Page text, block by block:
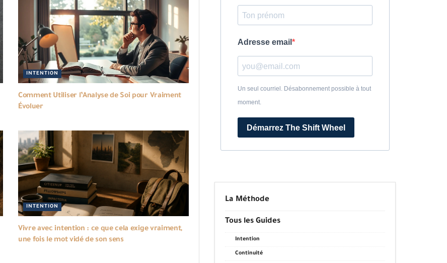
INTENTION
Comment Utiliser l’Analyse de Soi pour Vraiment
Évoluer
INTENTION
Vivre avec intention : ce que cela exige vraiment,
une fois le mot vidé de son sens
Adresse email
Un seul courriel. Désabonnement possible à tout
moment.
Démarrez The Shift Wheel
La Méthode
Tous les Guides
Intention
Continuité